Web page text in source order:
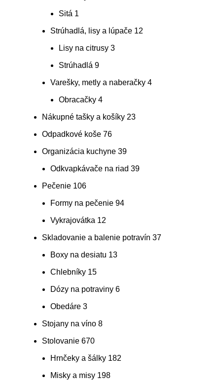
Sitá 1
Strúhadlá, lisy a lúpače 12
Lisy na citrusy 3
Strúhadlá 9
Varešky, metly a naberačky 4
Obracačky 4
Nákupné tašky a košíky 23
Odpadkové koše 76
Organizácia kuchyne 39
Odkvapkávače na riad 39
Pečenie 106
Formy na pečenie 94
Vykrajovátka 12
Skladovanie a balenie potravín 37
Boxy na desiatu 13
Chlebníky 15
Dózy na potraviny 6
Obedáre 3
Stojany na víno 8
Stolovanie 670
Hrnčeky a šálky 182
Misky a misy 198